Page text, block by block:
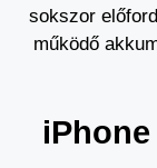
sokszor
működő